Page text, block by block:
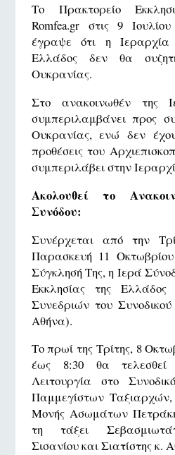
Το Πρακτορείο
Romfea.gr στις 9
έγραψε ότι η Ιεραρχία
Ελλάδος δεν θα
Ουκρανίας.
Στο ανακοινωθέν της
συμπεριλαμβάνει προς
Ουκρανίας, ενώ δεν
προθέσεις του
συμπεριλάβει στην
Ακολουθεί το
Συνόδου:
Συνέρχεται από την
Παρασκευή 11
Σύγκλησή Tης, η Ιερά
Εκκλησίας της
Συνεδριών του
Αθήνα).
Το πρωί της Τρίτης, 8
έως 8:30 θα τελεσθεί
Λειτουργία στο
Παμμεγίστων Ταξιαρχών,
Μονής Ασωμάτων
τη τάξει
Σισανίου και Σιατίστης κ.